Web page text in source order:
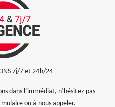
7j/7 et 24h/24
dans l’immédiat, n’hésitez pas
ou à nous appeler.